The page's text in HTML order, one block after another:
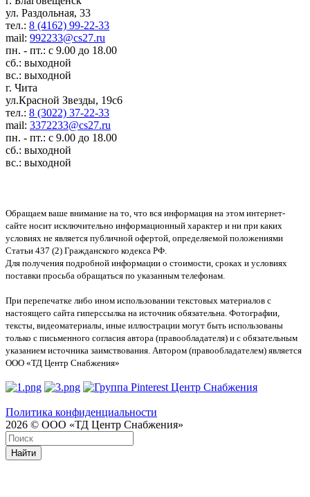
ул. Раздольная, 33
тел.: 8 (4162) 99-22-33
mail: 992233@cs27.ru
пн. - пт.: с 9.00 до 18.00
сб.: выходной
вс.: выходной
г. Чита
ул.Красной Звезды, 19с6
тел.: 8 (3022) 37-22-33
mail: 3372233@cs27.ru
пн. - пт.: с 9.00 до 18.00
сб.: выходной
вс.: выходной
Обращаем ваше внимание на то, что вся информация на этом интернет-
сайте носит исключительно информационный характер и ни при каких
условиях не является публичной офертой, определяемой положениями
Статьи 437 (2) Гражданского кодекса РФ.
Для получения подробной информации о стоимости, сроках и условиях
поставки просьба обращаться по указанным телефонам.
При перепечатке либо ином использовании текстовых материалов с
настоящего сайта гиперссылка на источник обязательна. Фотографии,
тексты, видеоматериалы, иные иллюстрации могут быть использованы
только с письменного согласия автора (правообладателя) и с обязательным
указанием источника заимствования. Автором (правообладателем) является
ООО «ТД Центр Снабжения»
Политика конфиденциальности
2026 © ООО «ТД Центр Снабжения»
Найти